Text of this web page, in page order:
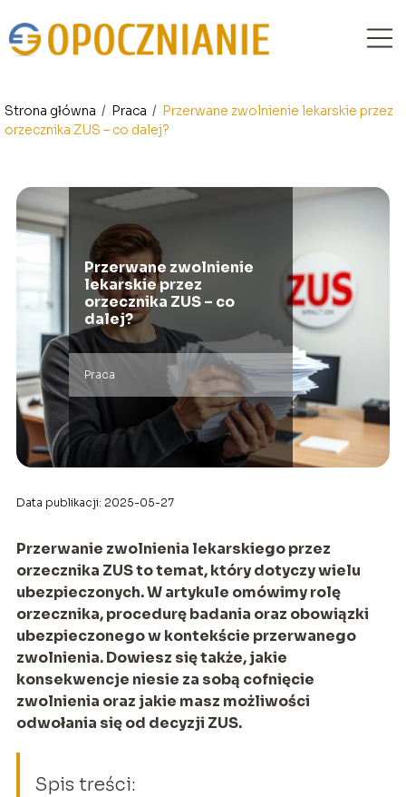
Strona główna / Praca / Przerwane zwolnienie lekarskie przez
orzecznika ZUS – co dalej?
Przerwane zwolnienie
lekarskie przez
orzecznika ZUS – co
dalej?
Praca
Data publikacji: 2025-05-27
Przerwanie zwolnienia lekarskiego przez
orzecznika ZUS to temat, który dotyczy wielu
ubezpieczonych. W artykule omówimy rolę
orzecznika, procedurę badania oraz obowiązki
ubezpieczonego w kontekście przerwanego
zwolnienia. Dowiesz się także, jakie
konsekwencje niesie za sobą cofnięcie
zwolnienia oraz jakie masz możliwości
odwołania się od decyzji ZUS.
Spis treści: